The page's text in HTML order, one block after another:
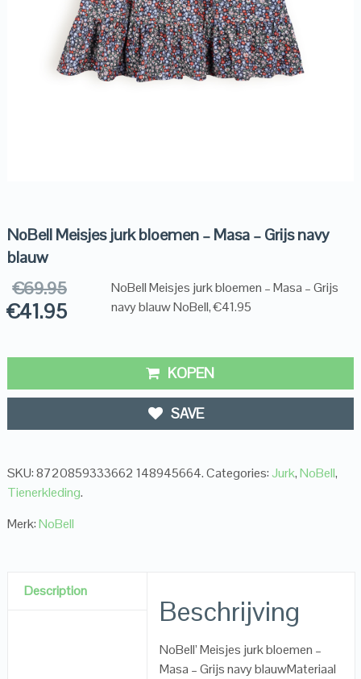
NoBell Meisjes jurk bloemen – Masa – Grijs navy
blauw
€69.95
€41.95
NoBell Meisjes jurk bloemen – Masa – Grijs
navy blauw NoBell, €41.95
KOPEN
SAVE
SKU:8720859333662 148945664.Categories: Jurk,NoBell,
Tienerkleding.
Merk:NoBell
Description
Beschrijving
NoBell’ Meisjes jurk bloemen –
Masa – Grijs navy blauwMateriaal